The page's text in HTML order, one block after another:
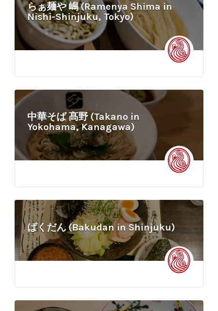
らぁ麺や 嶋 (Ramenya Shima in
Nishi-Shinjuku, Tokyo)
中華そば 髙野 (Takano in
Yokohama, Kanagawa)
ばくだん (Bakudan in Shinjuku)